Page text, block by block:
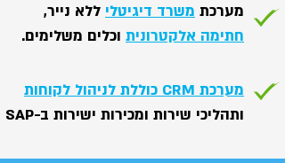
מערכת משרד דיגיטלי ללא נייר,
חתימה אלקטרונית וכלים משלימים.
מערכת CRM כוללת לניהול לקוחות
ותהליכי שירות ומכירות ישירות ב-SAP